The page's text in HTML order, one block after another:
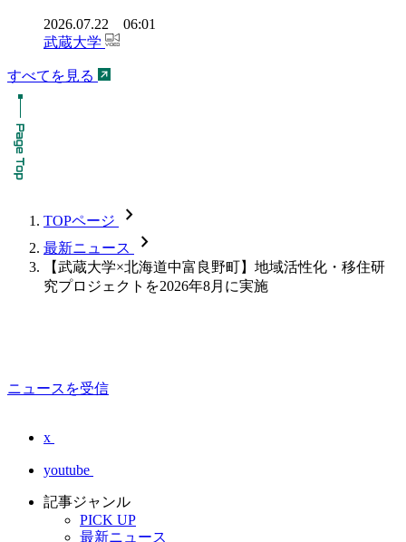
2026.07.22 06:01
武蔵大学
すべてを見る
TOPページ chevron_forward
最新ニュース chevron_forward
【武蔵大学×北海道中富良野町】地域活性化・移住研
究プロジェクトを2026年8月に実施
ニュースを受信
x
youtube
記事ジャンル
PICK UP
最新ニュース